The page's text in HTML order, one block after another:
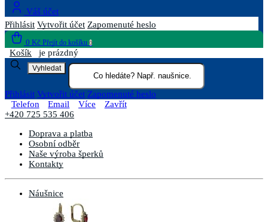
Váš účet
Přihlásit Vytvořit účet Zapomenuté heslo
0 Kč Přejít do košíku 0
Košík je prázdný
Vyhledat
Přihlásit Vytvořit účet Zapomenuté heslo
Telefon
Email Více
Zavřít
+420 725 535 406
Doprava a platba
Osobní odběr
Naše výroba šperků
Kontakty
Náušnice